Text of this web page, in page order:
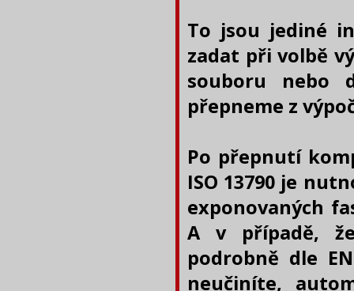
To jsou jediné
zadat při volbě
souboru nebo
přepneme z
Po přepnutí
ISO 13790 je
exponovaných
A v případě,
podrobně dle
neučiníte,